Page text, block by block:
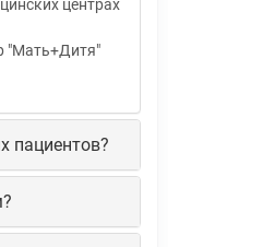
центрах
"Мать+Дитя"
пациентов?